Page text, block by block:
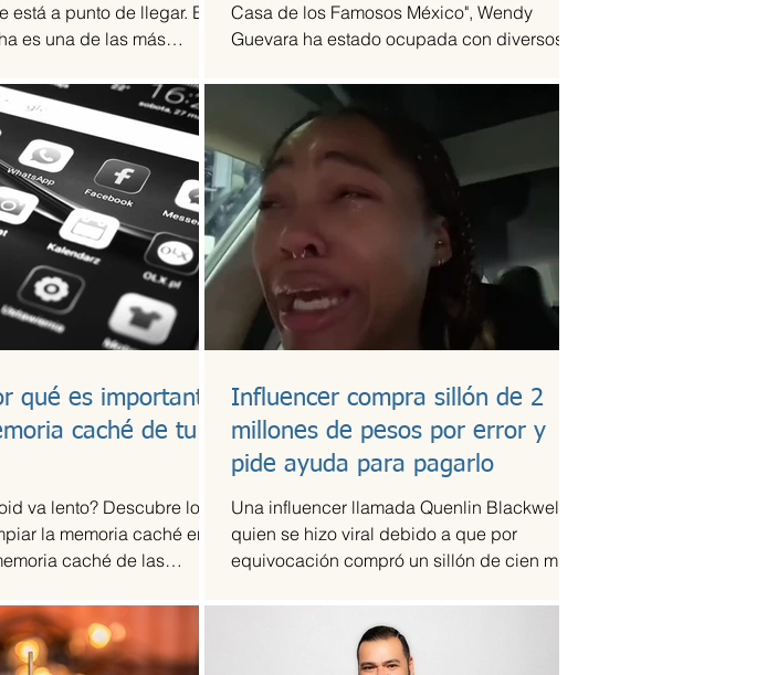
está a punto de llegar. En
es una de las más
Casa de los Famosos México", Wendy
Guevara ha estado ocupada con diversos
qué es importante
caché de tu
va lento? Descubre los
la memoria caché en tu
caché de las
Influencer compra sillón de 2
millones de pesos por error y
pide ayuda para pagarlo
Una influencer llamada Quenlin Blackwell,
quien se hizo viral debido a que por
equivocación compró un sillón de cien mil